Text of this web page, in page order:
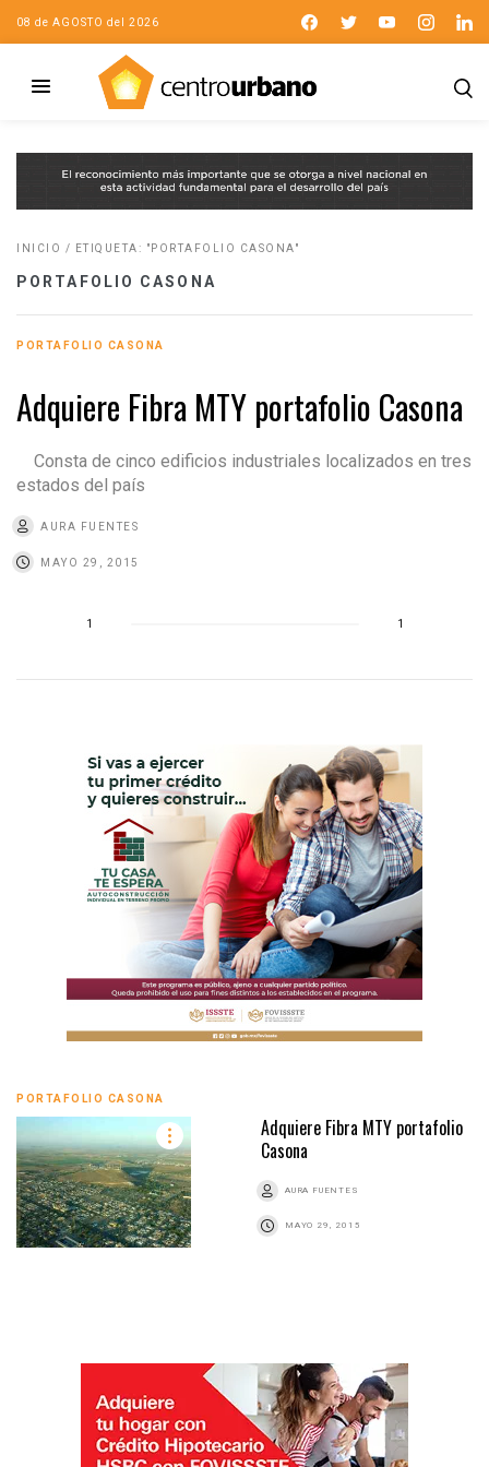
08 de AGOSTO del 2026
INICIO / ETIQUETA: "PORTAFOLIO CASONA"
PORTAFOLIO CASONA
PORTAFOLIO CASONA
Adquiere Fibra MTY portafolio Casona
Consta de cinco edificios industriales localizados en tres
estados del país
AURA FUENTES
MAYO 29, 2015
1 1
PORTAFOLIO CASONA
Adquiere Fibra MTY portafolio
Casona
AURA FUENTES
MAYO 29, 2015